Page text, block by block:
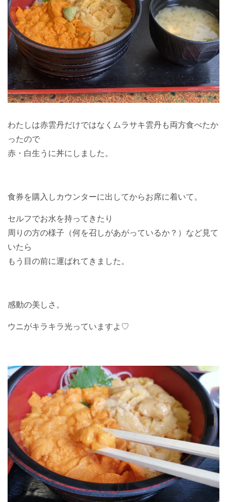
わたしは赤雲丹だけではなくムラサキ雲丹も両方食べたか
ったので
赤・白生うに丼にしました。
食券を購入しカウンターに出してからお席に着いて。
セルフでお水を持ってきたり
周りの方の様子（何を召しがあがっているか？）など見て
いたら
もう目の前に運ばれてきました。
感動の美しさ。
ウニがキラキラ光っていますよ♡